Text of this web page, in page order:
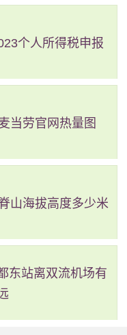
携带食物，但是进园的
分食物，比如面包和
个人所得税申报
当劳官网热量图
山海拔高度多少米
东站离双流机场有